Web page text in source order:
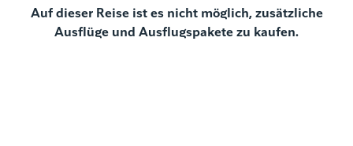
Auf dieser Reise ist es nicht möglich, zusätzliche
Ausflüge und Ausflugspakete zu kaufen.